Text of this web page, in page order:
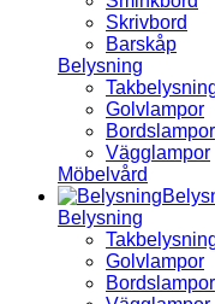
Skrivbord
Barskåp
Belysning
Golvlampor
Bordslampor
Vägglampor
Möbelvård
Belysning
Golvlampor
Bordslampor